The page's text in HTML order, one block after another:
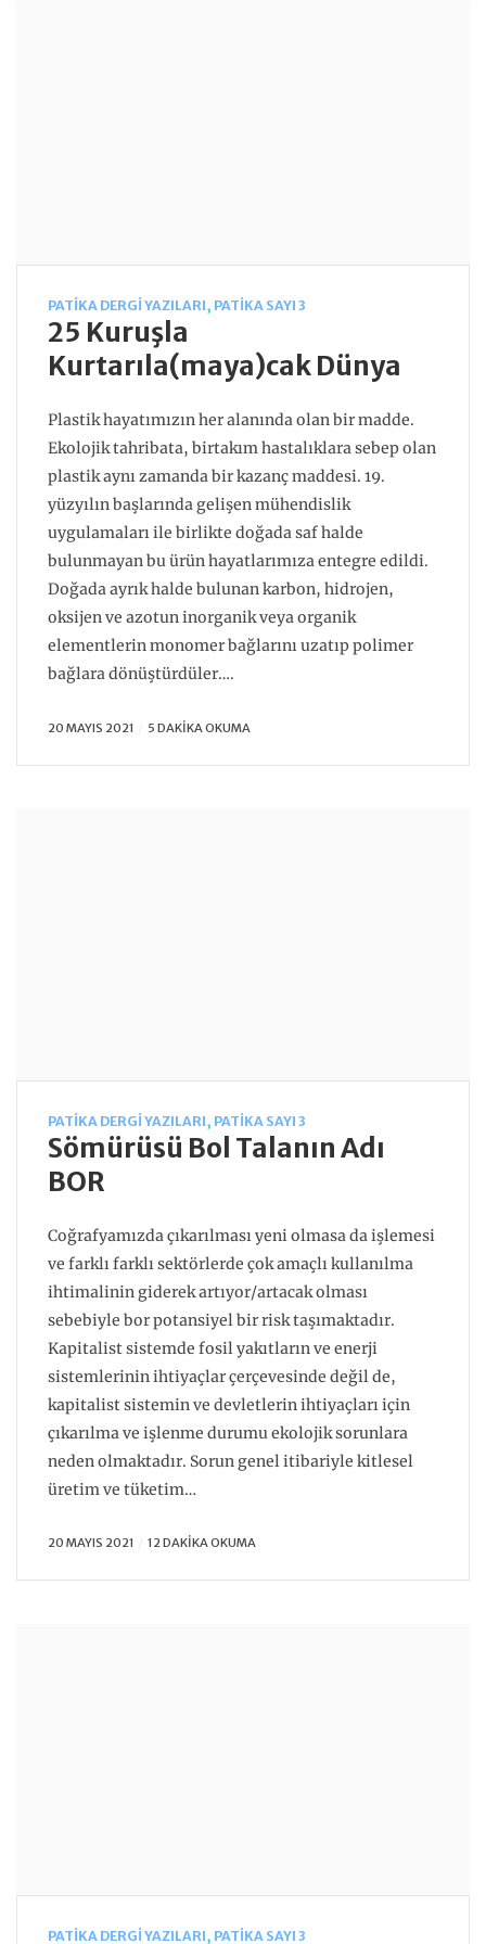
PATIKA DERGI YAZILARI, PATIKA SAYI 3
25 Kuruşla
Kurtarıla(maya)cak Dünya
Plastik hayatımızın her alanında olan bir madde.
Ekolojik tahribata, birtakım hastalıklara sebep olan
plastik aynı zamanda bir kazanç maddesi. 19.
yüzyılın başlarında gelişen mühendislik
uygulamaları ile birlikte doğada saf halde
bulunmayan bu ürün hayatlarımıza entegre edildi.
Doğada ayrık halde bulunan karbon, hidrojen,
oksijen ve azotun inorganik veya organik
elementlerin monomer bağlarını uzatıp polimer
bağlara dönüştürdüler….
20 MAYIS 2021 5 DAKIKA OKUMA
PATIKA DERGI YAZILARI , PATIKA SAYI 3
Sömürüsü Bol Talanın Adı
BOR
Coğrafyamızda çıkarılması yeni olmasa da işlemesi
ve farklı farklı sektörlerde çok amaçlı kullanılma
ihtimalinin giderek artıyor/artacak olması
sebebiyle bor potansiyel bir risk taşımaktadır.
Kapitalist sistemde fosil yakıtların ve enerji
sistemlerinin ihtiyaçlar çerçevesinde değil de,
kapitalist sistemin ve devletlerin ihtiyaçları için
çıkarılma ve işlenme durumu ekolojik sorunlara
neden olmaktadır. Sorun genel itibariyle kitlesel
üretim ve tüketim…
20 MAYIS 2021 12 DAKIKA OKUMA
PATIKA DERGI YAZILARI, PATIKA SAYI 3